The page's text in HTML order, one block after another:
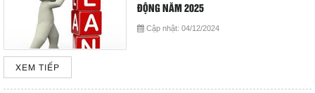
ĐỘNG NĂM 2025
Cập nhật: 04/12/2024
XEM TIẾP
Lịch làm việc